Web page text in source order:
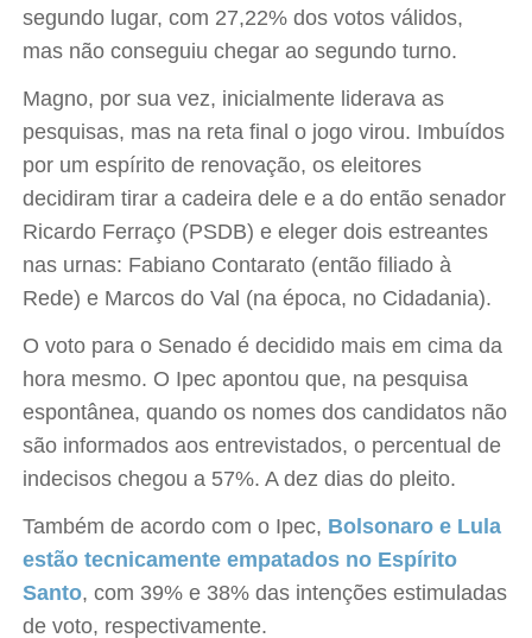
segundo lugar, com 27,22% dos votos válidos,
mas não conseguiu chegar ao segundo turno.
Magno, por sua vez, inicialmente liderava as
pesquisas, mas na reta final o jogo virou. Imbuídos
por um espírito de renovação, os eleitores
decidiram tirar a cadeira dele e a do então senador
Ricardo Ferraço (PSDB) e eleger dois estreantes
nas urnas: Fabiano Contarato (então filiado à
Rede) e Marcos do Val (na época, no Cidadania).
O voto para o Senado é decidido mais em cima da
hora mesmo. O Ipec apontou que, na pesquisa
espontânea, quando os nomes dos candidatos não
são informados aos entrevistados, o percentual de
indecisos chegou a 57%. A dez dias do pleito.
Também de acordo com o Ipec, Bolsonaro e Lula
estão tecnicamente empatados no Espírito
Santo, com 39% e 38% das intenções estimuladas
de voto, respectivamente.